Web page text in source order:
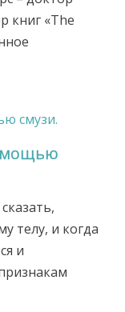
книг «The
телу, и когда
и